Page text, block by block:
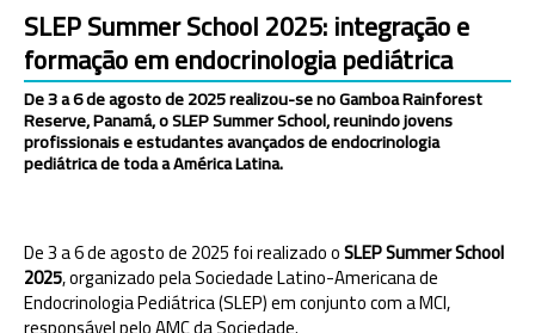
SLEP Summer School 2025: integração e
formação em endocrinologia pediátrica
De 3 a 6 de agosto de 2025 realizou-se no Gamboa Rainforest
Reserve, Panamá, o SLEP Summer School, reunindo jovens
profissionais e estudantes avançados de endocrinologia
pediátrica de toda a América Latina.
De 3 a 6 de agosto de 2025 foi realizado oSLEP Summer School
2025, organizado pela Sociedade Latino-Americana de
Endocrinologia Pediátrica (SLEP) em conjunto com a MCI,